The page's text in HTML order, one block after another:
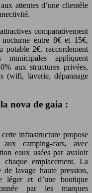
attentes d’une clientèle
comparativement
nocturne entre 8€ et 15€,
potable 2€, raccordement
appliquent
aux structures privées,
(wifi, laverie, dépannage
nova de gaia :
infrastructure propose
aux camping-cars, avec
eaux usées par avaloir
emplacement. La
de lavage haute pression,
léger et d’une boutique
par les marques